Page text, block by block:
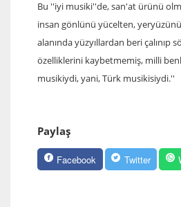
Bu ''iyi musiki''de, san'at ürünü
insan gönlünü yücelten,
alanında yüzyıllardan beri çalınıp
özelliklerini kaybetmemiş, milli
musikiydi, yani, Türk musikisiydi.''
Paylaş
Facebook Twitter